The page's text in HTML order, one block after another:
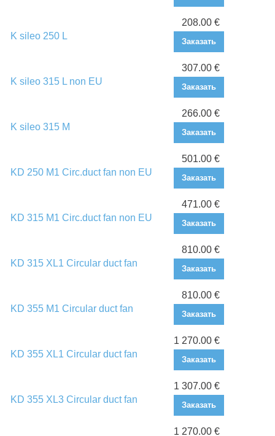
K sileo 250 L
208.00 €
Заказать
K sileo 315 L non EU
307.00 €
Заказать
K sileo 315 M
266.00 €
Заказать
KD 250 M1 Circ.duct fan non EU
501.00 €
Заказать
KD 315 M1 Circ.duct fan non EU
471.00 €
Заказать
KD 315 XL1 Circular duct fan
810.00 €
Заказать
KD 355 M1 Circular duct fan
810.00 €
Заказать
KD 355 XL1 Circular duct fan
1 270.00 €
Заказать
KD 355 XL3 Circular duct fan
1 307.00 €
Заказать
1 270.00 €